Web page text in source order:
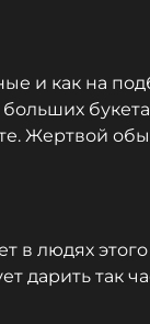
и как на
Жертвой
в людях
дарить так